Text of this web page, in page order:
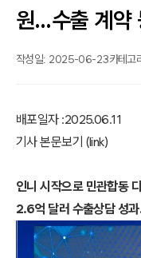
원…수출 계약
작성일: 2025-06-23카테고
배포일자 :2025.06.11
기사 본문보기 (link)
인니 시작으로 민관합동
2.6억 달러 수출상담 성